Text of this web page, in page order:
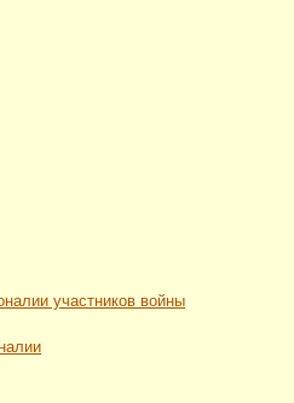
участников войны